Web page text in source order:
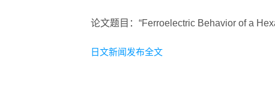
论文题目：“Ferroelectric Behavior of a
日文新闻发布全文